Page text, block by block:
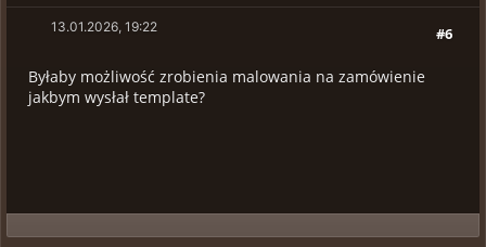
#6
13.01.2026, 19:22
Byłaby możliwość zrobienia malowania na zamówienie
jakbym wysłał template?